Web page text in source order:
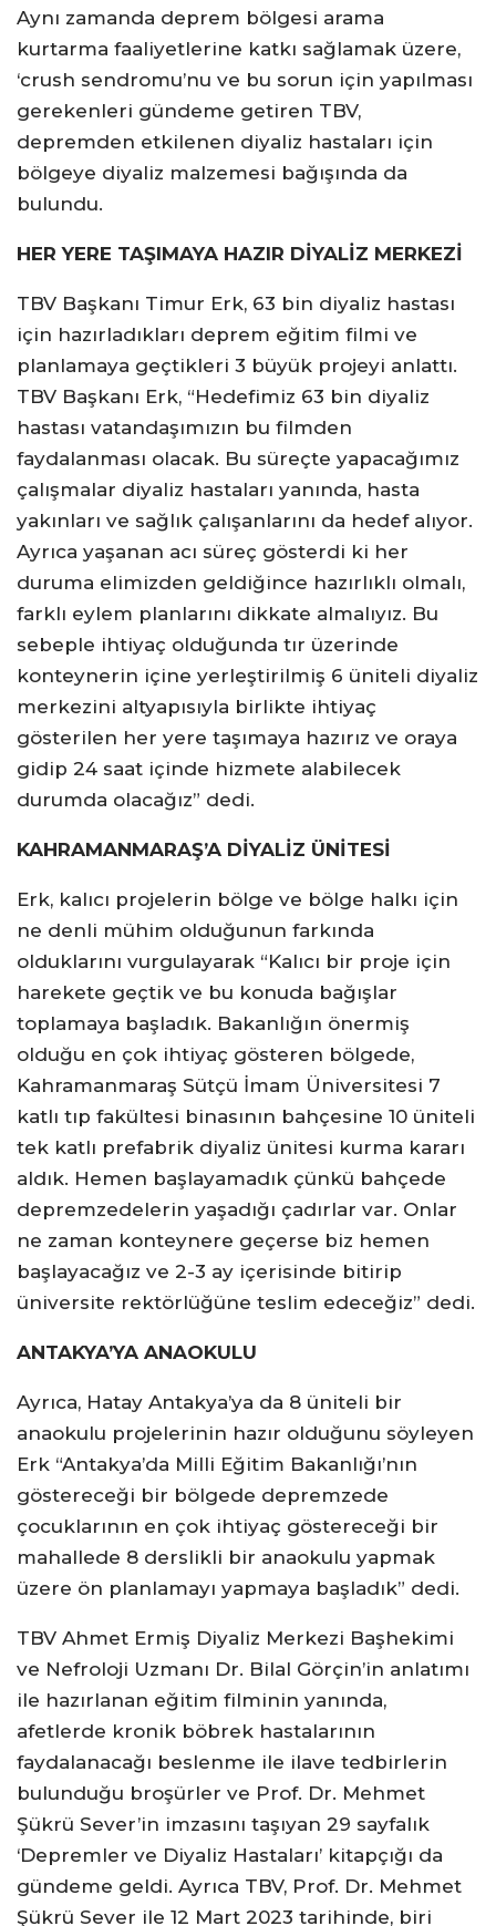
Aynı zamanda deprem bölgesi arama
kurtarma faaliyetlerine katkı sağlamak üzere,
‘crush sendromu’nu ve bu sorun için yapılması
gerekenleri gündeme getiren TBV,
depremden etkilenen diyaliz hastaları için
bölgeye diyaliz malzemesi bağışında da
bulundu.
HER YERE TAŞIMAYA HAZIR DİYALİZ MERKEZİ
TBV Başkanı Timur Erk, 63 bin diyaliz hastası
için hazırladıkları deprem eğitim filmi ve
planlamaya geçtikleri 3 büyük projeyi anlattı.
TBV Başkanı Erk, “Hedefimiz 63 bin diyaliz
hastası vatandaşımızın bu filmden
faydalanması olacak. Bu süreçte yapacağımız
çalışmalar diyaliz hastaları yanında, hasta
yakınları ve sağlık çalışanlarını da hedef alıyor.
Ayrıca yaşanan acı süreç gösterdi ki her
duruma elimizden geldiğince hazırlıklı olmalı,
farklı eylem planlarını dikkate almalıyız. Bu
sebeple ihtiyaç olduğunda tır üzerinde
konteynerin içine yerleştirilmiş 6 üniteli diyaliz
merkezini altyapısıyla birlikte ihtiyaç
gösterilen her yere taşımaya hazırız ve oraya
gidip 24 saat içinde hizmete alabilecek
durumda olacağız” dedi.
KAHRAMANMARAŞ’A DİYALİZ ÜNİTESİ
Erk, kalıcı projelerin bölge ve bölge halkı için
ne denli mühim olduğunun farkında
olduklarını vurgulayarak “Kalıcı bir proje için
harekete geçtik ve bu konuda bağışlar
toplamaya başladık. Bakanlığın önermiş
olduğu en çok ihtiyaç gösteren bölgede,
Kahramanmaraş Sütçü İmam Üniversitesi 7
katlı tıp fakültesi binasının bahçesine 10 üniteli
tek katlı prefabrik diyaliz ünitesi kurma kararı
aldık. Hemen başlayamadık çünkü bahçede
depremzedelerin yaşadığı çadırlar var. Onlar
ne zaman konteynere geçerse biz hemen
başlayacağız ve 2-3 ay içerisinde bitirip
üniversite rektörlüğüne teslim edeceğiz” dedi.
ANTAKYA’YA ANAOKULU
Ayrıca, Hatay Antakya’ya da 8 üniteli bir
anaokulu projelerinin hazır olduğunu söyleyen
Erk “Antakya’da Milli Eğitim Bakanlığı’nın
göstereceği bir bölgede depremzede
çocuklarının en çok ihtiyaç göstereceği bir
mahallede 8 derslikli bir anaokulu yapmak
üzere ön planlamayı yapmaya başladık” dedi.
TBV Ahmet Ermiş Diyaliz Merkezi Başhekimi
ve Nefroloji Uzmanı Dr. Bilal Görçin’in anlatımı
ile hazırlanan eğitim filminin yanında,
afetlerde kronik böbrek hastalarının
faydalanacağı beslenme ile ilave tedbirlerin
bulunduğu broşürler ve Prof. Dr. Mehmet
Şükrü Sever’in imzasını taşıyan 29 sayfalık
‘Depremler ve Diyaliz Hastaları’ kitapçığı da
gündeme geldi. Ayrıca TBV, Prof. Dr. Mehmet
Şükrü Sever ile 12 Mart 2023 tarihinde, biri